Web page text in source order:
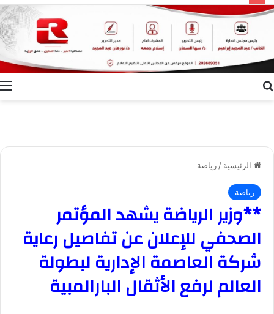
الرئيسية / رياضة
رياضة
**وزير الرياضة يشهد المؤتمر
الصحفي للإعلان عن تفاصيل رعاية
شركة العاصمة الإدارية لبطولة
العالم لرفع الأثقال البارالمبية